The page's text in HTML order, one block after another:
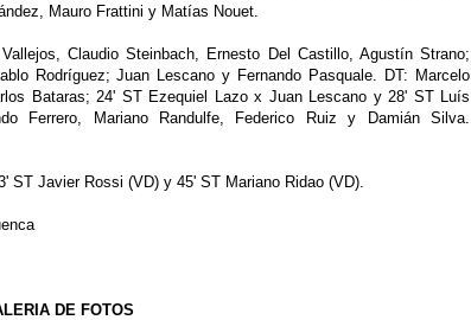
Mauro Frattini y Matías Nouet.
Claudio Steinbach, Ernesto Del Castillo, Agustín Strano;
Rodríguez; Juan Lescano y Fernando Pasquale. DT: Marcelo
Bataras; 24' ST Ezequiel Lazo x Juan Lescano y 28' ST Luís
Ferrero, Mariano Randulfe, Federico Ruiz y Damián Silva.
ST Javier Rossi (VD) y 45' ST Mariano Ridao (VD).
DE FOTOS